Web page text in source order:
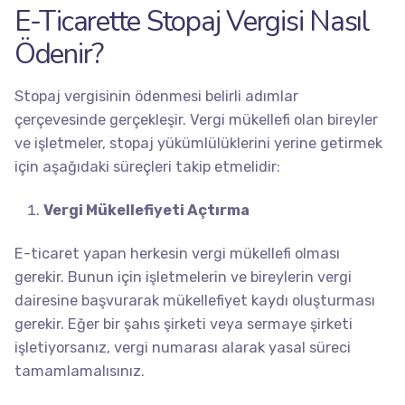
E-Ticarette Stopaj Vergisi Nasıl
Ödenir?
Stopaj vergisinin ödenmesi belirli adımlar
çerçevesinde gerçekleşir. Vergi mükellefi olan bireyler
ve işletmeler, stopaj yükümlülüklerini yerine getirmek
için aşağıdaki süreçleri takip etmelidir:
Vergi Mükellefiyeti Açtırma
E-ticaret yapan herkesin vergi mükellefi olması
gerekir. Bunun için işletmelerin ve bireylerin vergi
dairesine başvurarak mükellefiyet kaydı oluşturması
gerekir. Eğer bir şahıs şirketi veya sermaye şirketi
işletiyorsanız, vergi numarası alarak yasal süreci
tamamlamalısınız.